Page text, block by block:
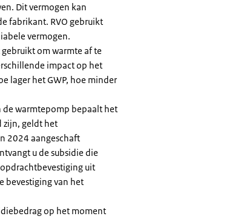
Dit vermogen kan
fabrikant. RVO gebruikt
vermogen.
om warmte af te
impact op het
lager het GWP, hoe minder
de warmtepomp bepaalt het
zijn, geldt het
2024 aangeschaft
u de subsidie die
uit
bevestiging van het
op het moment